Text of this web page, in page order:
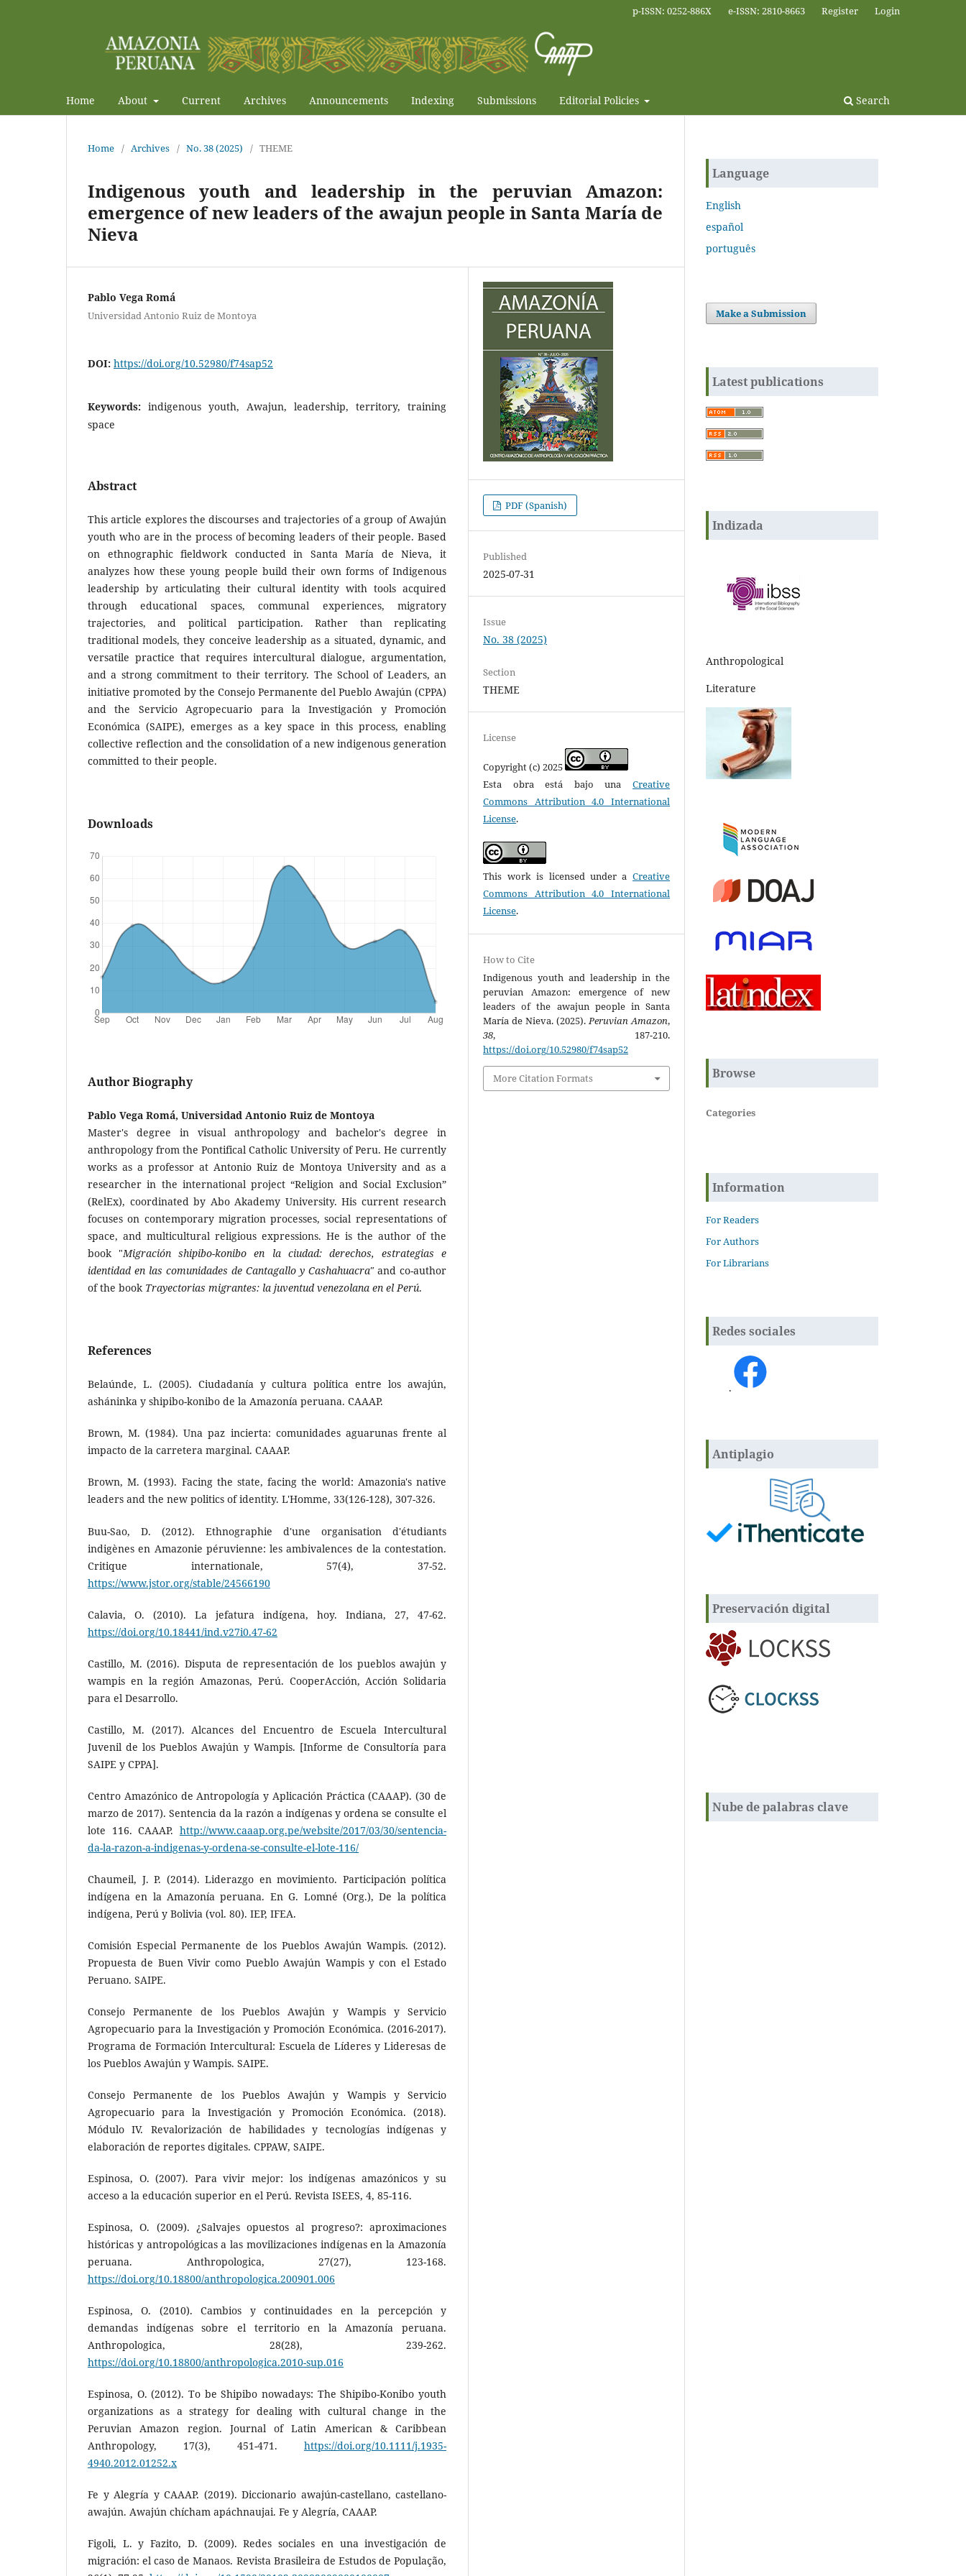
Home About Current Archives Announcements Indexing Submissions Editorial Policies Search
p-ISSN: 0252-886X e-ISSN: 2810-8663 Register Login
Home / Archives / No. 38 (2025) / THEME
Indigenous youth and leadership in the peruvian Amazon:
emergence of new leaders of the awajun people in Santa María de
Nieva
Pablo Vega Romá
Universidad Antonio Ruiz de Montoya
DOI: https://doi.org/10.52980/f74sap52
Keywords: indigenous youth, Awajun, leadership, territory, training
space
Abstract
This article explores the discourses and trajectories of a group of Awajún
youth who are in the process of becoming leaders of their people. Based
on ethnographic fieldwork conducted in Santa María de Nieva, it
analyzes how these young people build their own forms of Indigenous
leadership by articulating their cultural identity with tools acquired
through educational spaces, communal experiences, migratory
trajectories, and political participation. Rather than replicating
traditional models, they conceive leadership as a situated, dynamic, and
versatile practice that requires intercultural dialogue, argumentation,
and a strong commitment to their territory. The School of Leaders, an
initiative promoted by the Consejo Permanente del Pueblo Awajún (CPPA)
and the Servicio Agropecuario para la Investigación y Promoción
Económica (SAIPE), emerges as a key space in this process, enabling
collective reflection and the consolidation of a new indigenous generation
committed to their people.
Downloads
Author Biography
Pablo Vega Romá, Universidad Antonio Ruiz de Montoya
Master's degree in visual anthropology and bachelor's degree in
anthropology from the Pontifical Catholic University of Peru. He currently
works as a professor at Antonio Ruiz de Montoya University and as a
researcher in the international project “Religion and Social Exclusion”
(RelEx), coordinated by Abo Akademy University. His current research
focuses on contemporary migration processes, social representations of
space, and multicultural religious expressions. He is the author of the
book "Migración shipibo-konibo en la ciudad: derechos, estrategias e
identidad en las comunidades de Cantagallo y Cashahuacra" and co-author
of the book Trayectorias migrantes: la juventud venezolana en el Perú.
References
Belaúnde, L. (2005). Ciudadanía y cultura política entre los awajún,
asháninka y shipibo-konibo de la Amazonía peruana. CAAAP.
Brown, M. (1984). Una paz incierta: comunidades aguarunas frente al
impacto de la carretera marginal. CAAAP.
Brown, M. (1993). Facing the state, facing the world: Amazonia's native
leaders and the new politics of identity. L'Homme, 33(126-128), 307-326.
Buu-Sao, D. (2012). Ethnographie d'une organisation d'étudiants
indigènes en Amazonie péruvienne: les ambivalences de la contestation.
Critique internationale, 57(4), 37-52.
https://www.jstor.org/stable/24566190
Calavia, O. (2010). La jefatura indígena, hoy. Indiana, 27, 47-62.
https://doi.org/10.18441/ind.v27i0.47-62
Castillo, M. (2016). Disputa de representación de los pueblos awajún y
wampis en la región Amazonas, Perú. CooperAcción, Acción Solidaria
para el Desarrollo.
Castillo, M. (2017). Alcances del Encuentro de Escuela Intercultural
Juvenil de los Pueblos Awajún y Wampis. [Informe de Consultoría para
SAIPE y CPPA].
Centro Amazónico de Antropología y Aplicación Práctica (CAAAP). (30 de
marzo de 2017). Sentencia da la razón a indígenas y ordena se consulte el
lote 116. CAAAP. http://www.caaap.org.pe/website/2017/03/30/sentencia-
da-la-razon-a-indigenas-y-ordena-se-consulte-el-lote-116/
Chaumeil, J. P. (2014). Liderazgo en movimiento. Participación política
indígena en la Amazonía peruana. En G. Lomné (Org.), De la política
indígena, Perú y Bolivia (vol. 80). IEP, IFEA.
Comisión Especial Permanente de los Pueblos Awajún Wampis. (2012).
Propuesta de Buen Vivir como Pueblo Awajún Wampis y con el Estado
Peruano. SAIPE.
Consejo Permanente de los Pueblos Awajún y Wampis y Servicio
Agropecuario para la Investigación y Promoción Económica. (2016-2017).
Programa de Formación Intercultural: Escuela de Líderes y Lideresas de
los Pueblos Awajún y Wampis. SAIPE.
Consejo Permanente de los Pueblos Awajún y Wampis y Servicio
Agropecuario para la Investigación y Promoción Económica. (2018).
Módulo IV. Revalorización de habilidades y tecnologías indígenas y
elaboración de reportes digitales. CPPAW, SAIPE.
Espinosa, O. (2007). Para vivir mejor: los indígenas amazónicos y su
acceso a la educación superior en el Perú. Revista ISEES, 4, 85-116.
Espinosa, O. (2009). ¿Salvajes opuestos al progreso?: aproximaciones
históricas y antropológicas a las movilizaciones indígenas en la Amazonía
peruana. Anthropologica, 27(27), 123-168.
https://doi.org/10.18800/anthropologica.200901.006
Espinosa, O. (2010). Cambios y continuidades en la percepción y
demandas indígenas sobre el territorio en la Amazonía peruana.
Anthropologica, 28(28), 239-262.
https://doi.org/10.18800/anthropologica.2010-sup.016
Espinosa, O. (2012). To be Shipibo nowadays: The Shipibo-Konibo youth
organizations as a strategy for dealing with cultural change in the
Peruvian Amazon region. Journal of Latin American & Caribbean
Anthropology, 17(3), 451-471. https://doi.org/10.1111/j.1935-
4940.2012.01252.x
Fe y Alegría y CAAAP. (2019). Diccionario awajún-castellano, castellano-
awajún. Awajún chícham apáchnaujai. Fe y Alegría, CAAAP.
Figoli, L. y Fazito, D. (2009). Redes sociales en una investigación de
migración: el caso de Manaos. Revista Brasileira de Estudos de População,
PDF (Spanish)
Published
2025-07-31
Issue
No. 38 (2025)
Section
THEME
License
Copyright (c) 2025
Esta obra está bajo una Creative
Commons Attribution 4.0 International
License.
This work is licensed under a Creative
Commons Attribution 4.0 International
License.
How to Cite
Indigenous youth and leadership in the
peruvian Amazon: emergence of new
leaders of the awajun people in Santa
María de Nieva. (2025).Peruvian Amazon,
38, 187-210.
https://doi.org/10.52980/f74sap52
More Citation Formats
Language
English
español
português
Make a Submission
Latest publications
Indizada
Anthropological
Literature
Browse
Categories
Information
For Readers
For Authors
For Librarians
Redes sociales
.
Antiplagio
Preservación digital
Nube de palabras clave